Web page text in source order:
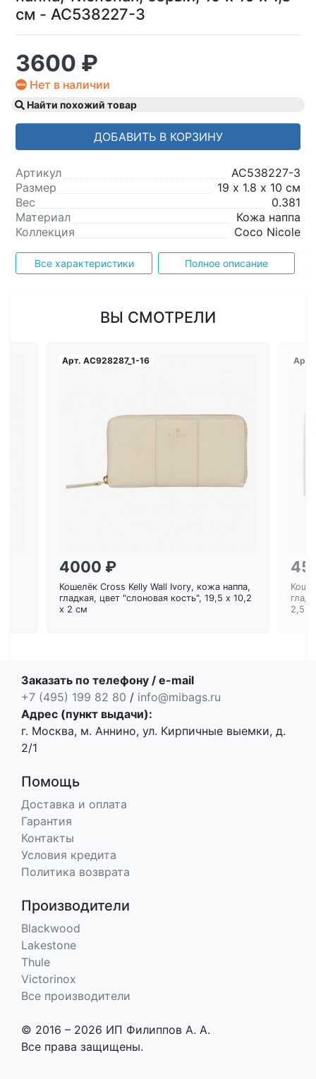
см - AC538227-3
3600 ₽
Нет в наличии
Найти похожий товар
ДОБАВИТЬ В КОРЗИНУ
Артикул
AC538227-3
Размер
19 х 1.8 х 10 см
Вес
0.381
Материал
Кожа наппа
Коллекция
Coco Nicole
Все характеристики Полное описание
ВЫ СМОТРЕЛИ
Арт. AC928287_1-16
4000 ₽
Кошелёк Cross Kelly Wall Ivory, кожа наппа,
гладкая, цвет "слоновая кость", 19,5 x 10,2
x 2 см
Арт.
2,5
Заказать по телефону / e-mail
+7 (495) 199 82 80 / info@mibags.ru
Адрес (пункт выдачи):
г. Москва, м. Аннино, ул. Кирпичные выемки, д.
2/1
Помощь
Доставка и оплата
Гарантия
Контакты
Условия кредита
Политика возврата
Производители
Blackwood
Lakestone
Thule
Victorinox
Все производители
© 2016 – 2026 ИП Филиппов А. А.
Все права защищены.